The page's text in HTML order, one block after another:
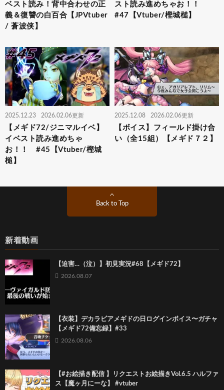
ベスト読み！背中合わせの正
義＆復讐の白百合【JPVtuber
/ 蒼波侠】
スト読み進めちゃお！！
#47【Vtuber/樫城槌】
2025.12.23 2026.02.06更新
【メギド72/ジニマルイベ】
イベスト読み進めちゃ
お！！ #45【Vtuber/樫城
槌】
2025.12.08 2026.02.06更新
【ボイス】フィールド掛け合
い（全15組）【メギド７２】
Back to Top
新着動画
【迫害…（泣）】初見実況#68【メギド72】
2026.08.07
【衣装】デカラビアメギドの日ログインボイス〜ガチャ
【メギド72備忘録】#33
2026.08.06
【#お絵描き配信 】リクエストお絵描きVol.6.5 ハルファ
ス【魔ヶ月にーな】 #vtuber